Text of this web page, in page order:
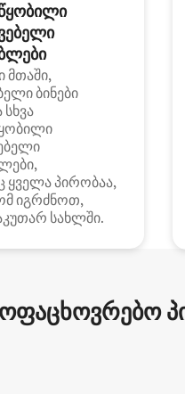
მთაში,
ბინები
ყველა პირობაა,
იგრძნოთ,
სახლში.